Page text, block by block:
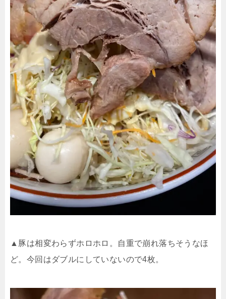
▲豚は相変わらずホロホロ。自重で崩れ落ちそうなほ
ど。今回はダブルにしていないので4枚。